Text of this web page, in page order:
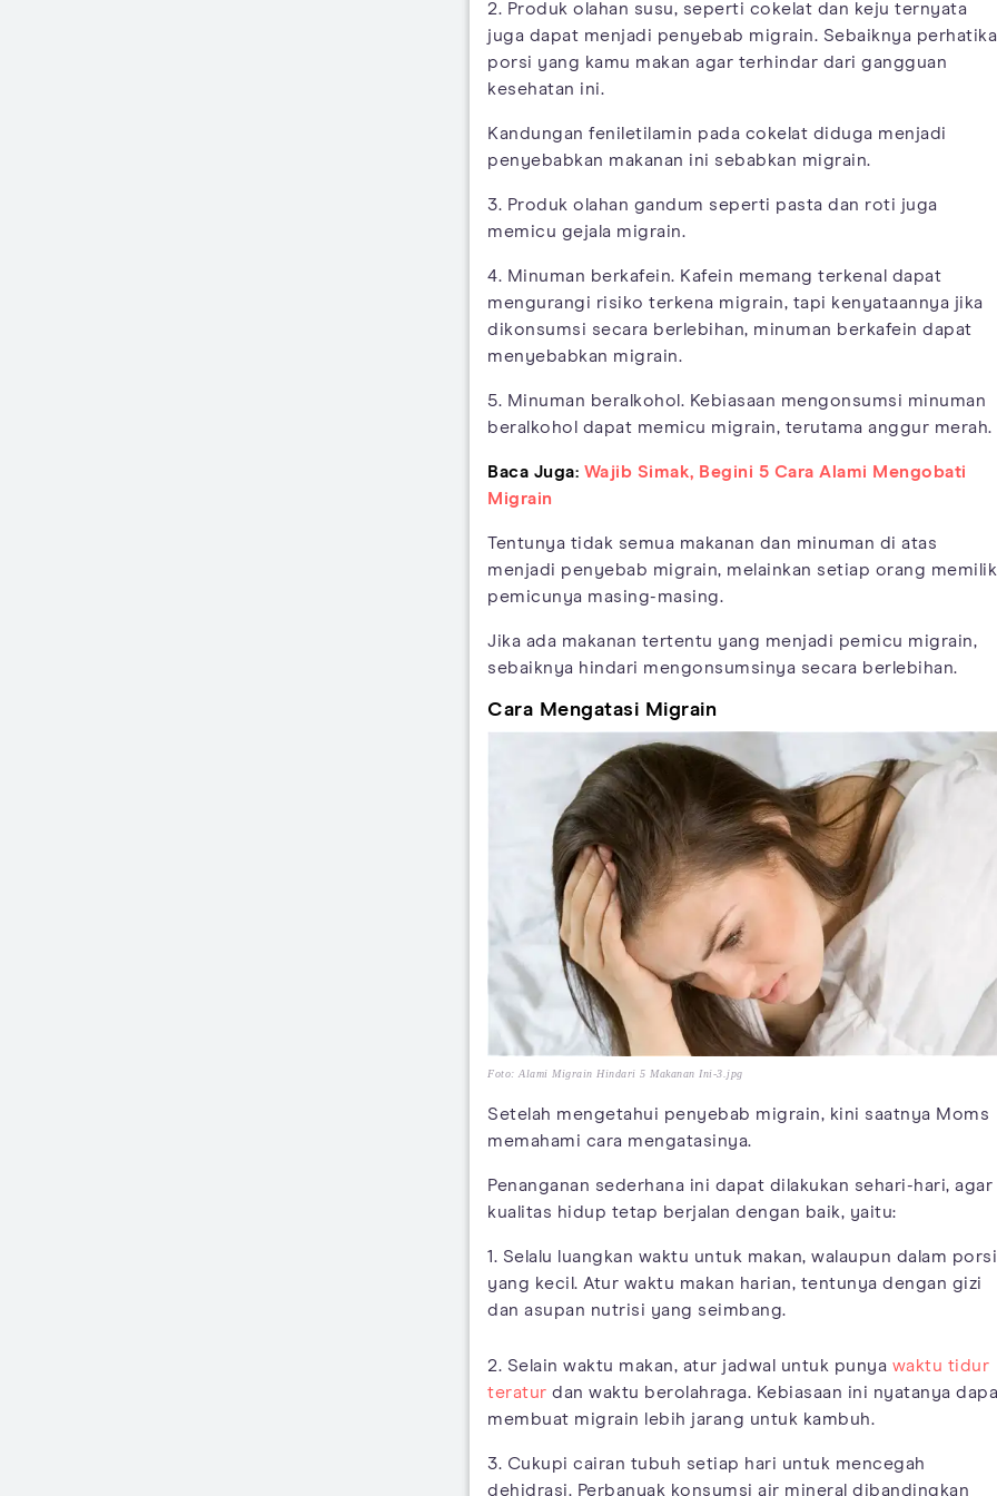
2. Produk olahan susu, seperti cokelat dan keju ternyata
juga dapat menjadi penyebab migrain. Sebaiknya
porsi yang kamu makan agar terhindar dari gangguan
kesehatan ini.
Kandungan feniletilamin pada cokelat diduga menjadi
penyebabkan makanan ini sebabkan migrain.
3. Produk olahan gandum seperti pasta dan roti juga
memicu gejala migrain.
4. Minuman berkafein. Kafein memang terkenal dapat
mengurangi risiko terkena migrain, tapi kenyataannya jika
dikonsumsi secara berlebihan, minuman berkafein dapat
menyebabkan migrain.
5. Minuman beralkohol. Kebiasaan mengonsumsi minuman
beralkohol dapat memicu migrain, terutama anggur merah.
Baca Juga: Wajib Simak, Begini 5 Cara Alami Mengobati
Migrain
Tentunya tidak semua makanan dan minuman di atas
menjadi penyebab migrain, melainkan setiap orang
pemicunya masing-masing.
Jika ada makanan tertentu yang menjadi pemicu migrain,
sebaiknya hindari mengonsumsinya secara berlebihan.
Cara Mengatasi Migrain
Foto: Alami Migrain Hindari 5 Makanan Ini-3.jpg
Setelah mengetahui penyebab migrain, kini saatnya Moms
memahami cara mengatasinya.
Penanganan sederhana ini dapat dilakukan sehari-hari, agar
kualitas hidup tetap berjalan dengan baik, yaitu:
1. Selalu luangkan waktu untuk makan, walaupun dalam porsi
yang kecil. Atur waktu makan harian, tentunya dengan gizi
dan asupan nutrisi yang seimbang.
2. Selain waktu makan, atur jadwal untuk punya waktu tidur
teratur dan waktu berolahraga. Kebiasaan ini nyatanya
membuat migrain lebih jarang untuk kambuh.
3. Cukupi cairan tubuh setiap hari untuk mencegah
dehidrasi. Perbanyak konsumsi air mineral dibandingkan